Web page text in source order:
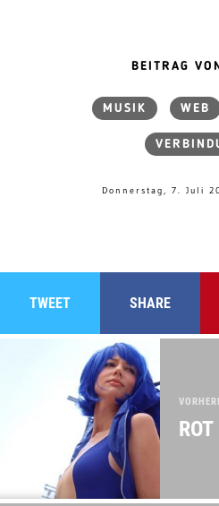
BEITRAG
MUSIK WEB
Donnerstag, 7. Juli
TWEET SHARE